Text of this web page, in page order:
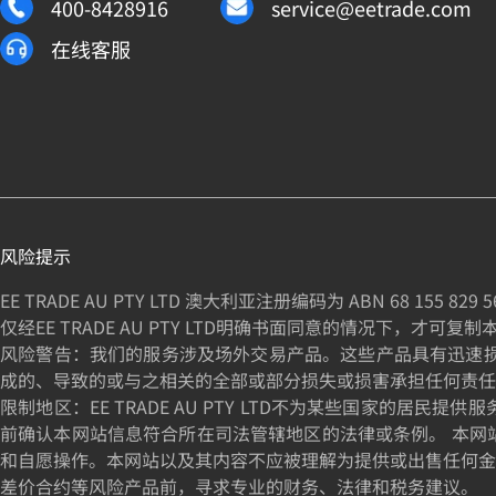
400-8428916
service@eetrade.com
在线客服
风险提示
EE TRADE AU PTY LTD 澳大利亚注册编码为 ABN 68 155 829
仅经EE TRADE AU PTY LTD明确书面同意的情况下，才可复制
风险警告：我们的服务涉及场外交易产品。这些产品具有迅速
成的、导致的或与之相关的全部或部分损失或损害承担任何责
限制地区：EE TRADE AU PTY LTD不为某些国家的居民提供
前确认本网站信息符合所在司法管辖地区的法律或条例。 本
和自愿操作。本网站以及其内容不应被理解为提供或出售任何
差价合约等风险产品前，寻求专业的财务、法律和税务建议。